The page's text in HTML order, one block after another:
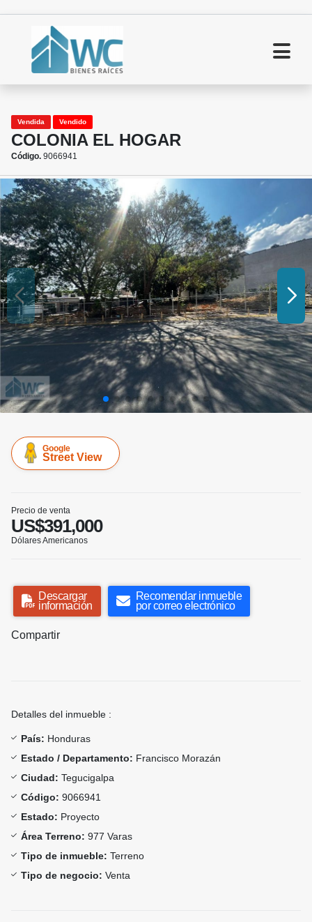
Vendida Vendido
COLONIA EL HOGAR
Código. 9066941
Google
Street View
Precio de venta
US$391,000
Dólares Americanos
Descargar
información
Recomendar inmueble
por correo electrónico
Compartir
Detalles del inmueble :
País: Honduras
Estado / Departamento: Francisco Morazán
Ciudad: Tegucigalpa
Código: 9066941
Estado: Proyecto
Área Terreno: 977 Varas
Tipo de inmueble: Terreno
Tipo de negocio: Venta